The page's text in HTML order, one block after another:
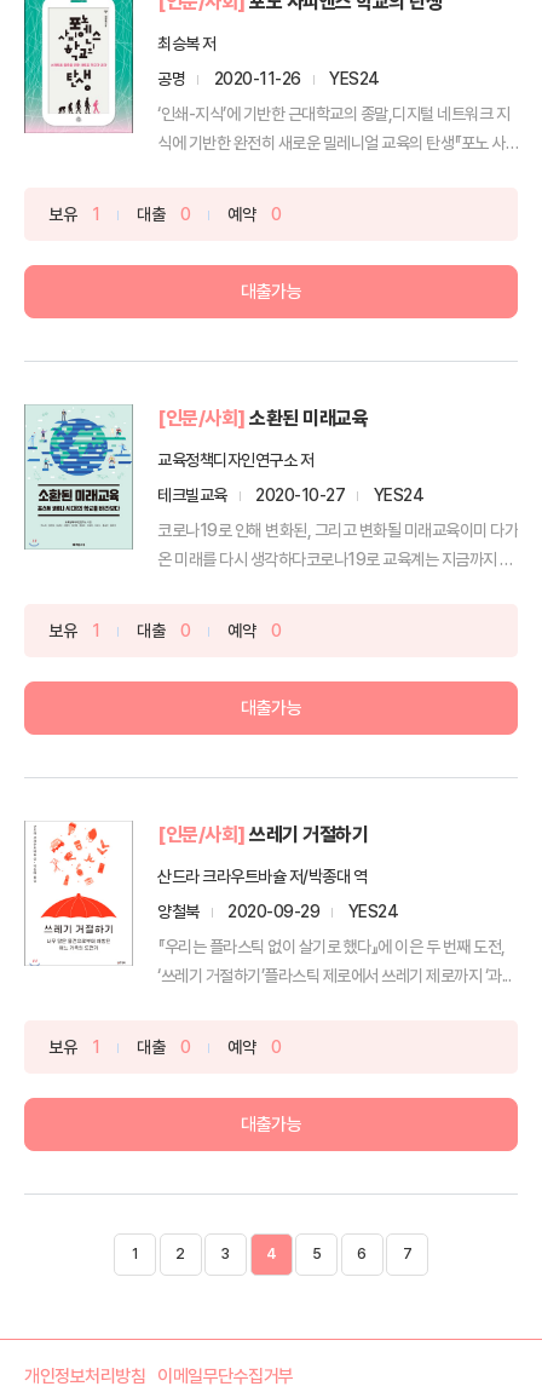
최승복 저
공명
2020-11-26
YES24
‘인쇄-지식’에 기반한 근대학교의 종말,디지털 네트워크 지
식에 기반한 완전히 새로운 밀레니얼 교육의 탄생『포노 사
보유 1 대출 0 예약 0
대출가능
[인문/사회] 소환된 미래교육
교육정책디자인연구소 저
테크빌교육
2020-10-27
YES24
코로나19로 인해 변화된, 그리고 변화될 미래교육이미 다가
온 미래를 다시 생각하다코로나19로 교육계는 지금까지 한
보유 1 대출 0 예약 0
대출가능
[인문/사회] 쓰레기 거절하기
산드라 크라우트바슐 저/박종대 역
양철북
2020-09-29
YES24
『우리는 플라스틱 없이 살기로 했다』에 이은 두 번째 도전,
‘쓰레기 거절하기’플라스틱 제로에서 쓰레기 제로까지 ‘과...
보유 1 대출 0 예약 0
대출가능
1 2 3 4 5 6 7
개인정보처리방침 이메일무단수집거부